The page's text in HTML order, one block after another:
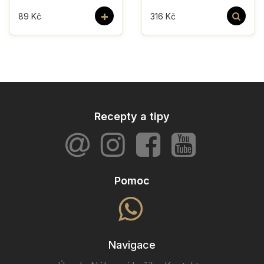
+
89 Kč 316 Kč
Recepty a tipy
Pomoc
Navigace